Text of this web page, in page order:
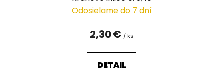
Odosielame do 7 dní
2,30 € / ks
DETAIL